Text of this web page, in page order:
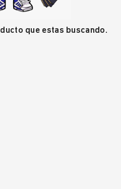
que estas buscando.